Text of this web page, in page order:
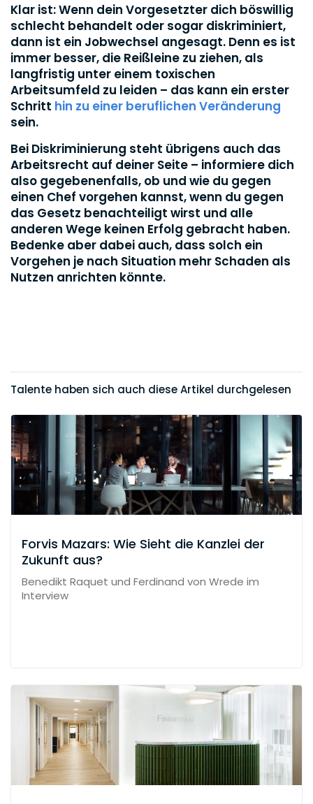
Klar ist: Wenn dein Vorgesetzter dich böswillig
schlecht behandelt oder sogar diskriminiert,
dann ist ein Jobwechsel angesagt. Denn es ist
immer besser, die Reißleine zu ziehen, als
langfristig unter einem toxischen
Arbeitsumfeld zu leiden – das kann ein erster
Schritt hin zu einer beruflichen Veränderung
sein.
Bei Diskriminierung steht übrigens auch das
Arbeitsrecht auf deiner Seite – informiere dich
also gegebenenfalls, ob und wie du gegen
einen Chef vorgehen kannst, wenn du gegen
das Gesetz benachteiligt wirst und alle
anderen Wege keinen Erfolg gebracht haben.
Bedenke aber dabei auch, dass solch ein
Vorgehen je nach Situation mehr Schaden als
Nutzen anrichten könnte.
Talente haben sich auch diese Artikel durchgelesen
Forvis Mazars: Wie Sieht die Kanzlei der
Zukunft aus?
Benedikt Raquet und Ferdinand von Wrede im
Interview